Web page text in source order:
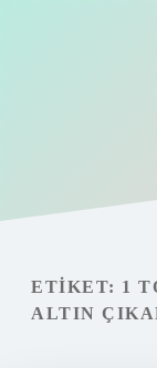
Gizlilik Politikası
ETIKET: 1
ALTIN